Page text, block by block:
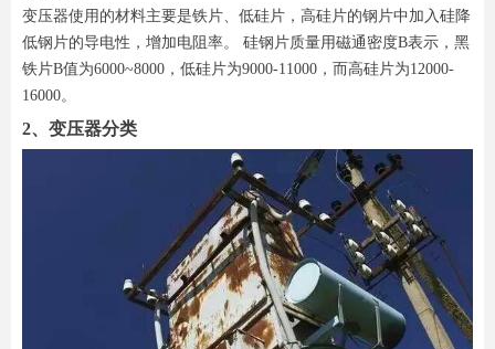
变压器使用的材料主要是铁片、低硅片，高硅片的钢片中加入硅降
低钢片的导电性，增加电阻率。 硅钢片质量用磁通密度B表示，黑
铁片B值为6000~8000，低硅片为9000-11000，而高硅片为12000-
16000。
2、变压器分类